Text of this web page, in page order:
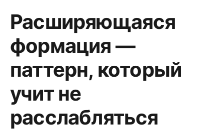
Расширяющаяся
формация —
паттерн, который
учит не
расслабляться